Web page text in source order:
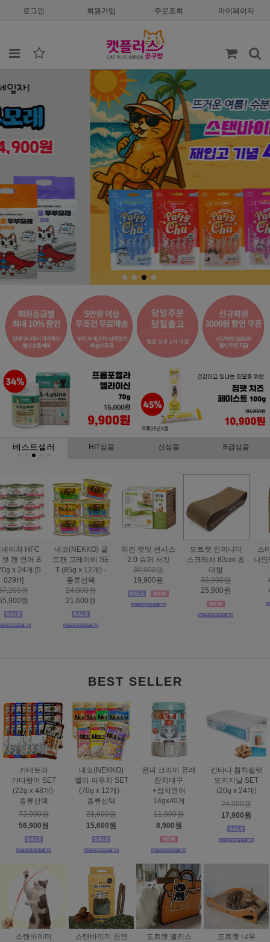
로그인 회원가입 주문조회 마이페이지
베스트셀러 HIT상품 신상품 B급상품
하겐 캣잇 센시스
2.0 슈퍼 서킷
30,000원
19,900원
도트캣 인피니티
스크래처 83cm 초
대형
32,000원
25,900원
스마트하트 골드
나인케어 캣 피부&
피모 6kg
60,000원
49,000원
도트캣 스크래처
집콕 TV
16,000원
12,900원
BEST SELLER
카네토라
가다랑어 SET
(22g x 48개)-
종류선택
72,000원
56,900원
네코(NEKKO)
젤리 파우치 SET
(70g x 12개) -
종류선택
21,600원
15,600원
완피 크리미 퓨레
참치대구
+참치연어
14gx40개
11,900원
8,900원
칸타나 참치필렛
오리지날 SET
(20g x 24개)
24,000원
17,900원
스탠바이미
스탠바이미 천연
도트캣 엘리스
도트캣 냐무